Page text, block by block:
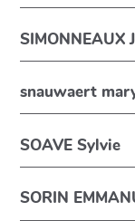
SIMONNEAUX
snauwaert
SOAVE Sylvie
SORIN